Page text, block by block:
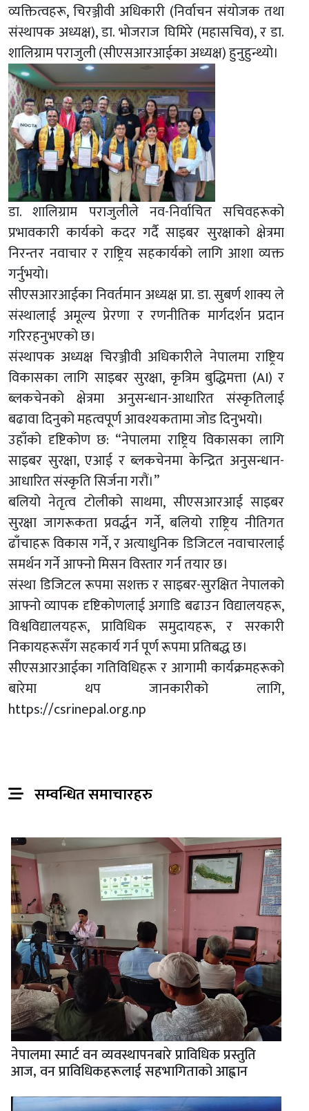
व्यक्तित्वहरू, चिरञ्जीवी अधिकारी (निर्वाचन संयोजक तथा
संस्थापक अध्यक्ष), डा. भोजराज घिमिरे (महासचिव), र डा.
शालिग्राम पराजुली (सीएसआरआईका अध्यक्ष) हुनुहुन्थ्यो।
डा. शालिग्राम पराजुलीले नव-निर्वाचित सचिवहरूको
प्रभावकारी कार्यको कदर गर्दै साइबर सुरक्षाको क्षेत्रमा
निरन्तर नवाचार र राष्ट्रिय सहकार्यको लागि आशा व्यक्त
गर्नुभयो।
सीएसआरआईका निवर्तमान अध्यक्ष प्रा. डा. सुबर्ण शाक्य ले
संस्थालाई अमूल्य प्रेरणा र रणनीतिक मार्गदर्शन प्रदान
गरिरहनुभएको छ।
संस्थापक अध्यक्ष चिरञ्जीवी अधिकारीले नेपालमा राष्ट्रिय
विकासका लागि साइबर सुरक्षा, कृत्रिम बुद्धिमत्ता (AI) र
ब्लकचेनको क्षेत्रमा अनुसन्धान-आधारित संस्कृतिलाई
बढावा दिनुको महत्वपूर्ण आवश्यकतामा जोड दिनुभयो।
उहाँको दृष्टिकोण छ: “नेपालमा राष्ट्रिय विकासका लागि
साइबर सुरक्षा, एआई र ब्लकचेनमा केन्द्रित अनुसन्धान-
आधारित संस्कृति सिर्जना गरौं।”
बलियो नेतृत्व टोलीको साथमा, सीएसआरआई साइबर
सुरक्षा जागरूकता प्रवर्द्धन गर्ने, बलियो राष्ट्रिय नीतिगत
ढाँचाहरू विकास गर्ने, र अत्याधुनिक डिजिटल नवाचारलाई
समर्थन गर्ने आफ्नो मिसन विस्तार गर्न तयार छ।
संस्था डिजिटल रूपमा सशक्त र साइबर-सुरक्षित नेपालको
आफ्नो व्यापक दृष्टिकोणलाई अगाडि बढाउन विद्यालयहरू,
विश्वविद्यालयहरू, प्राविधिक समुदायहरू, र सरकारी
निकायहरूसँग सहकार्य गर्न पूर्ण रूपमा प्रतिबद्ध छ।
सीएसआरआईका गतिविधिहरू र आगामी कार्यक्रमहरूको
बारेमा थप जानकारीको लागि,
https://csrinepal.org.np
सम्वन्धित समाचारहरु
नेपालमा स्मार्ट वन व्यवस्थापनबारे प्राविधिक प्रस्तुति
आज, वन प्राविधिकहरूलाई सहभागिताको आह्वान